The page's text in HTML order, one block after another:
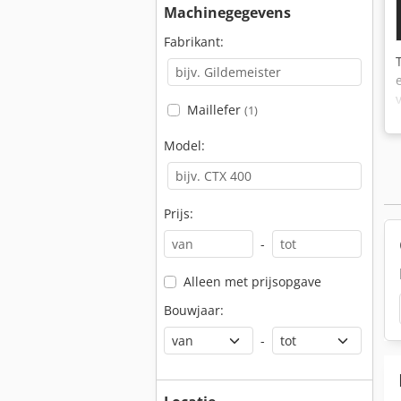
Machinegegevens
Fabrikant:
Maillefer (1)
Model:
Prijs:
-
Alleen met prijsopgave
Bouwjaar:
-